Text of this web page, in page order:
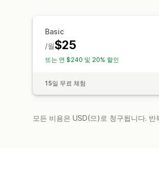
Basic
$25
/월
또는 연 $240 및 20% 할인
15일 무료 체험
모든 비용은 USD(으)로 청구됩니다.